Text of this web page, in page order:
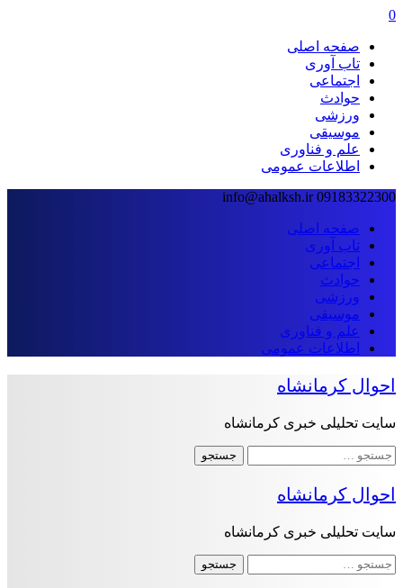
0
صفحه اصلی
تاب آوری
اجتماعی
حوادث
ورزشی
موسیقی
علم و فناوری
اطلاعات عمومی
09183322300
info@ahalksh.ir
صفحه اصلی
تاب آوری
اجتماعی
حوادث
ورزشی
موسیقی
علم و فناوری
اطلاعات عمومی
احوال کرمانشاه
سایت تحلیلی خبری کرمانشاه
جستجو
برای:
احوال کرمانشاه
سایت تحلیلی خبری کرمانشاه
جستجو
برای: